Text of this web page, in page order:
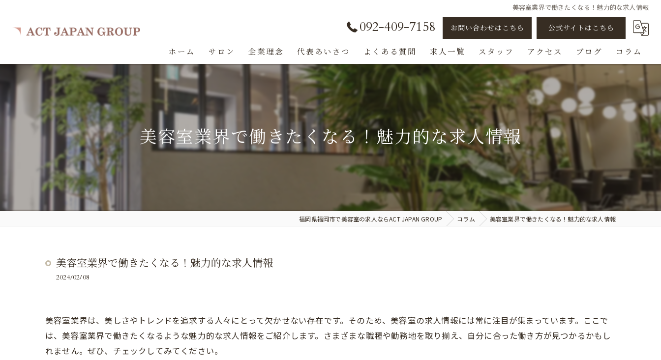
美容室業界で働きたくなる！魅力的な求人情報
092-409-7158 お問い合わせはこちら 公式サイトはこちら
ホーム サロン 企業理念 代表あいさつ よくある質問 求人一覧 スタッフ
アシスタント
スタイリスト
ビューティスト
スパニスト
チェンジ/転職
アクセス ブログ コラム
美容室業界で働きたくなる！魅力的な求人情報
福岡県福岡市で美容室の求人ならACT JAPAN GROUP コラム 美容室業界で働きたくなる！魅力的な求人情報
美容室業界で働きたくなる！魅力的な求人情報
2024/02/08
美容室業界は、美しさやトレンドを追求する人々にとって欠かせない存在です。そのため、美容室の求人情報には常に注目が集まっています。ここで
は、美容室業界で働きたくなるような魅力的な求人情報をご紹介します。さまざまな職種や勤務地を取り揃え、自分に合った働き方が見つかるかもし
れません。ぜひ、チェックしてみてください。